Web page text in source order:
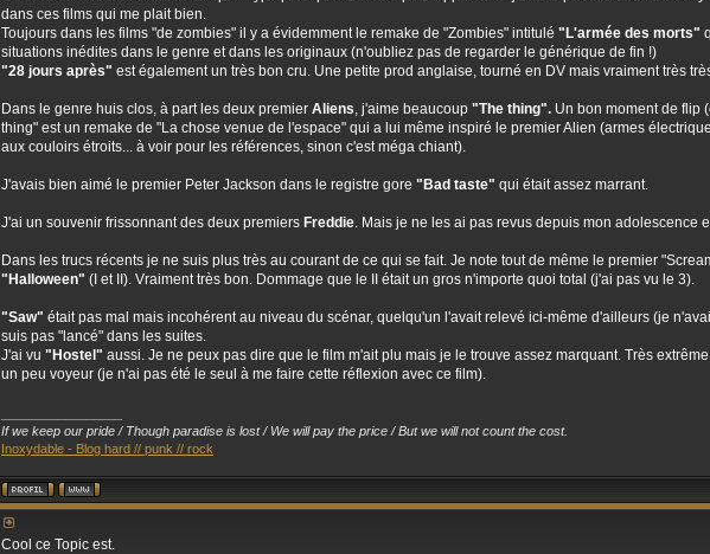
dans ces films qui me plait bien.
Toujours dans les films "de zombies" il y a évidemment le remake de "Zombies" intitulé "L'armée des morts"
situations inédites dans le genre et dans les originaux (n'oubliez pas de regarder le générique de fin !)
"28 jours après" est également un très bon cru. Une petite prod anglaise, tourné en DV mais vraiment très
Dans le genre huis clos, à part les deux premier Aliens, j'aime beaucoup "The thing". Un bon moment de flip
thing" est un remake de "La chose venue de l'espace" qui a lui même inspiré le premier Alien (armes
aux couloirs étroits... à voir pour les références, sinon c'est méga chiant).
J'avais bien aimé le premier Peter Jackson dans le registre gore "Bad taste" qui était assez marrant.
J'ai un souvenir frissonnant des deux premiers Freddie. Mais je ne les ai pas revus depuis mon adolescence
Dans les trucs récents je ne suis plus très au courant de ce qui se fait. Je note tout de même le premier
"Halloween" (I et II). Vraiment très bon. Dommage que le II était un gros n'importe quoi total (j'ai pas vu le 3).
"Saw" était pas mal mais incohérent au niveau du scénar, quelqu'un l'avait relevé ici-même d'ailleurs (je
suis pas "lancé" dans les suites.
J'ai vu "Hostel" aussi. Je ne peux pas dire que le film m'ait plu mais je le trouve assez marquant. Très
un peu voyeur (je n'ai pas été le seul à me faire cette réflexion avec ce film).
If we keep our pride / Though paradise is lost / We will pay the price / But we will not count the cost.
Inoxydable - Blog hard // punk // rock
Cool ce Topic est.